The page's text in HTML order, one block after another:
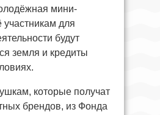
мини-
для
будут
земля и кредиты
которые получат
брендов, из Фонда